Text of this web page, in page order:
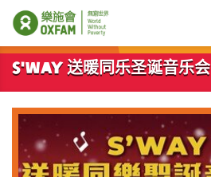
开始主要内容
S'way 送暖同乐圣诞音乐会